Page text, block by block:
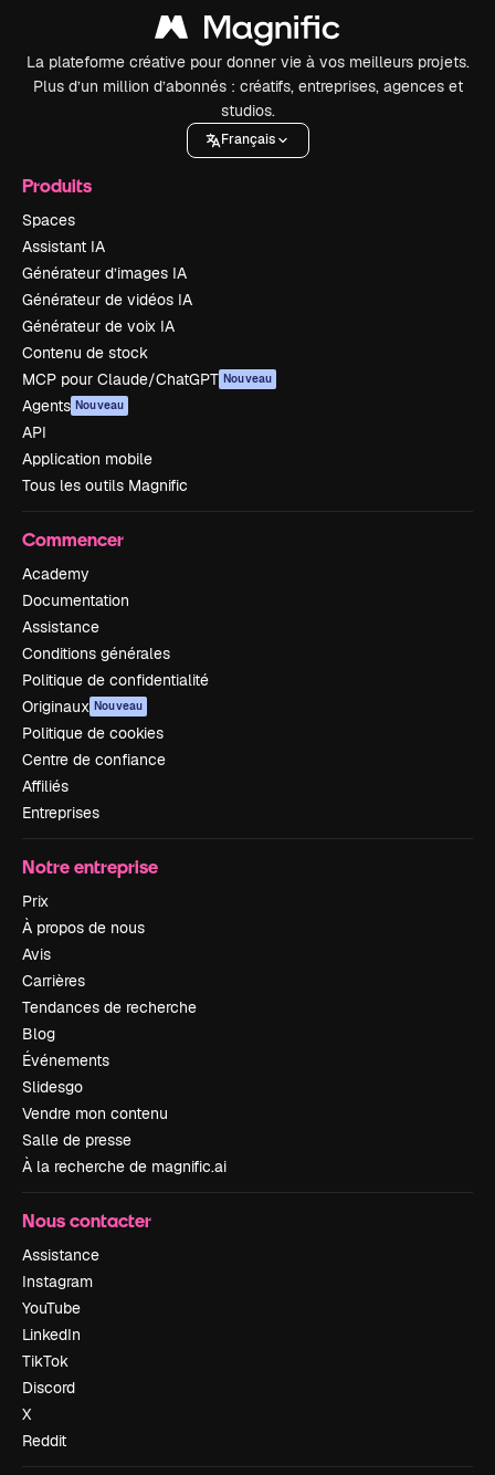
La plateforme créative pour donner vie à vos meilleurs projets.
Plus d’un million d’abonnés : créatifs, entreprises, agences et
studios.
Français
Produits
Spaces
Assistant IA
Générateur d’images IA
Générateur de vidéos IA
Générateur de voix IA
Contenu de stock
MCP pour Claude/ChatGPT Nouveau
Agents Nouveau
API
Application mobile
Tous les outils Magnific
Commencer
Academy
Documentation
Assistance
Conditions générales
Politique de confidentialité
Originaux Nouveau
Politique de cookies
Centre de confiance
Affiliés
Entreprises
Notre entreprise
Prix
À propos de nous
Avis
Carrières
Tendances de recherche
Blog
Événements
Slidesgo
Vendre mon contenu
Salle de presse
À la recherche de magnific.ai
Nous contacter
Assistance
Instagram
YouTube
LinkedIn
TikTok
Discord
X
Reddit